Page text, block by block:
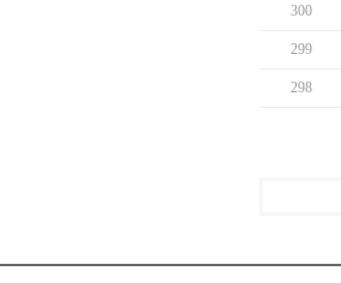
300
299
298